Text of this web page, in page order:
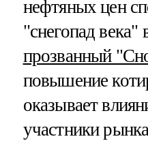
нефтяных цен
"снегопад
прозванный
повышение
оказывает
участники